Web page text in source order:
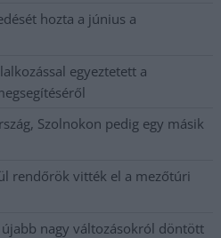
hozta a június a
egyeztetett a
Szolnokon pedig egy másik
rendőrök vitték el a mezőtúri
nagy változásokról döntött